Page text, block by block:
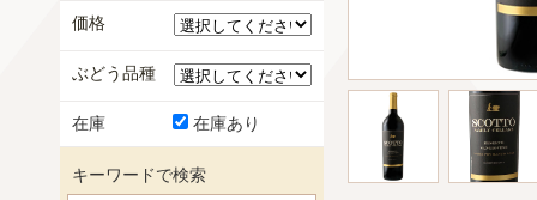
価格
ぶどう品種
在庫 在庫あり
キーワードで検索